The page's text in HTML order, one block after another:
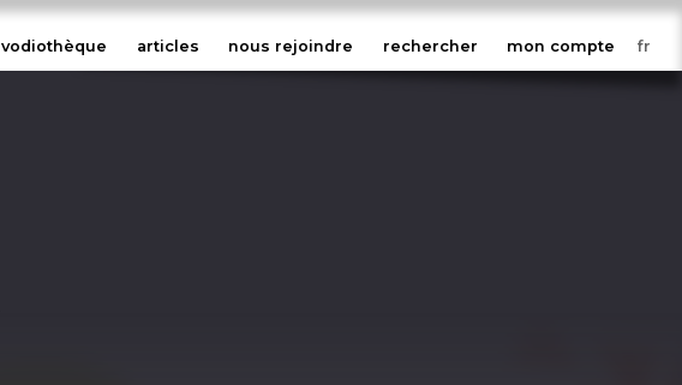
vodiothèque articles nous rejoindre rechercher mon compte